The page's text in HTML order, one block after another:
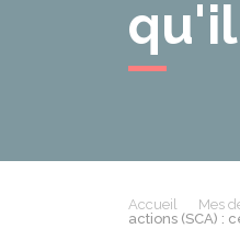
Accueil Mes
actions (SCA) :